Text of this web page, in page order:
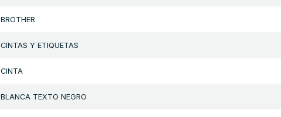
BROTHER
CINTAS Y ETIQUETAS
CINTA
BLANCA TEXTO NEGRO